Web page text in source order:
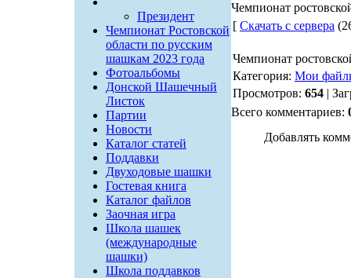
Президент
Чемпионат Ростовской
области по русским
шашкам 2023 года
Фотоальбомы
Донской Шашечный
Листок
Партии
Новости
Каталог статей
Поддавки
Двуходовые шашки
Гостевая книга
Каталог файлов
Заочная игра
Школа шашек
(международные
шашки)
Школа поддавков
Чемпионат
[ Скачать с сервера
Чемпионат
Категория: Мои
Просмотров: 654|
Всего комментариев:
Добавлять